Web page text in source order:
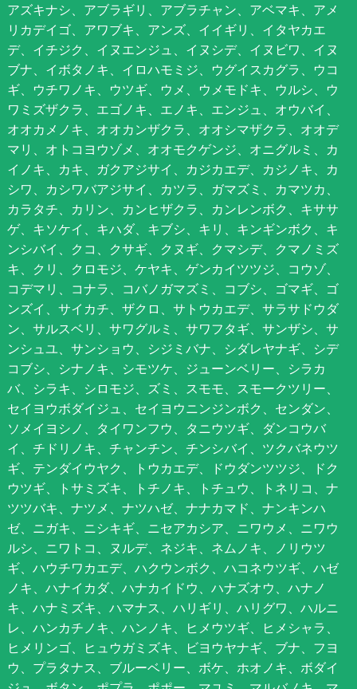
アズキナシ、アブラギリ、アブラチャン、アベマキ、アメ
リカデイゴ、アワブキ、アンズ、イイギリ、イタヤカエ
デ、イチジク、イヌエンジュ、イヌシデ、イヌビワ、イヌ
ブナ、イボタノキ、イロハモミジ、ウグイスカグラ、ウコ
ギ、ウチワノキ、ウツギ、ウメ、ウメモドキ、ウルシ、ウ
ワミズザクラ、エゴノキ、エノキ、エンジュ、オウバイ、
オオカメノキ、オオカンザクラ、オオシマザクラ、オオデ
マリ、オトコヨウゾメ、オオモクゲンジ、オニグルミ、カ
イノキ、カキ、ガクアジサイ、カジカエデ、カジノキ、カ
シワ、カシワバアジサイ、カツラ、ガマズミ、カマツカ、
カラタチ、カリン、カンヒザクラ、カンレンボク、キササ
ゲ、キソケイ、キハダ、キブシ、キリ、キンギンボク、キ
ンシバイ、クコ、クサギ、クヌギ、クマシデ、クマノミズ
キ、クリ、クロモジ、ケヤキ、ゲンカイツツジ、コウゾ、
コデマリ、コナラ、コバノガマズミ、コブシ、ゴマギ、ゴ
ンズイ、サイカチ、ザクロ、サトウカエデ、サラサドウダ
ン、サルスベリ、サワグルミ、サワフタギ、サンザシ、サ
ンシュユ、サンショウ、シジミバナ、シダレヤナギ、シデ
コブシ、シナノキ、シモツケ、ジューンベリー、シラカ
バ、シラキ、シロモジ、ズミ、スモモ、スモークツリー、
セイヨウボダイジュ、セイヨウニンジンボク、センダン、
ソメイヨシノ、タイワンフウ、タニウツギ、ダンコウバ
イ、チドリノキ、チャンチン、チンシバイ、ツクバネウツ
ギ、テンダイウヤク、トウカエデ、ドウダンツツジ、ドク
ウツギ、トサミズキ、トチノキ、トチュウ、トネリコ、ナ
ツツバキ、ナツメ、ナツハゼ、ナナカマド、ナンキンハ
ゼ、ニガキ、ニシキギ、ニセアカシア、ニワウメ、ニワウ
ルシ、ニワトコ、ヌルデ、ネジキ、ネムノキ、ノリウツ
ギ、ハウチワカエデ、ハクウンボク、ハコネウツギ、ハゼ
ノキ、ハナイカダ、ハナカイドウ、ハナズオウ、ハナノ
キ、ハナミズキ、ハマナス、ハリギリ、ハリグワ、ハルニ
レ、ハンカチノキ、ハンノキ、ヒメウツギ、ヒメシャラ、
ヒメリンゴ、ヒュウガミズキ、ビヨウヤナギ、ブナ、フヨ
ウ、プラタナス、ブルーベリー、ボケ、ホオノキ、ボダイ